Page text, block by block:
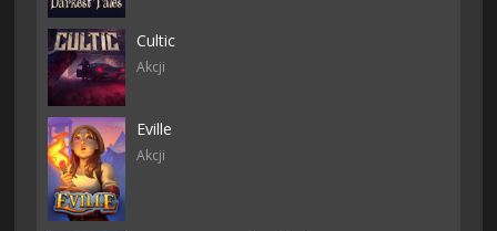
Cultic
Akcji
Eville
Akcji